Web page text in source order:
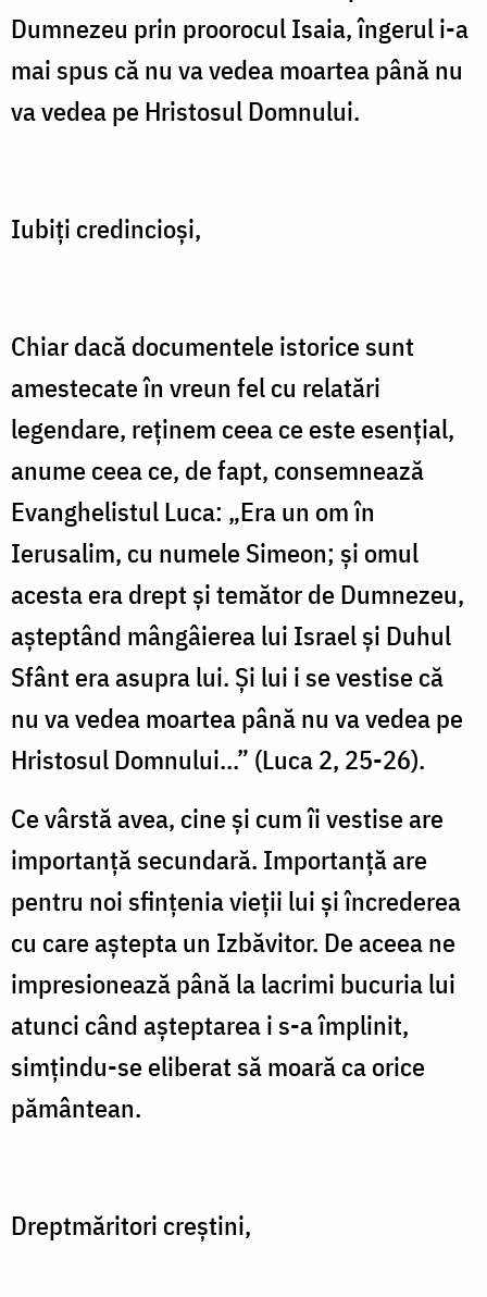
Dumnezeu prin proorocul Isaia, îngerul i-a
mai spus că nu va vedea moartea până nu
va vedea pe Hristosul Domnului.
Iubiţi credincioşi,
Chiar dacă documentele istorice sunt
amestecate în vreun fel cu relatări
legendare, reţinem ceea ce este esenţial,
anume ceea ce, de fapt, consemnează
Evanghelistul Luca: „Era un om în
Ierusalim, cu numele Simeon; şi omul
acesta era drept şi temător de Dumnezeu,
aşteptând mângâierea lui Israel şi Duhul
Sfânt era asupra lui. Şi lui i se vestise că
nu va vedea moartea până nu va vedea pe
Hristosul Domnului...” (Luca 2, 25-26).
Ce vârstă avea, cine şi cum îi vestise are
importanţă secundară. Importanţă are
pentru noi sfinţenia vieţii lui şi încrederea
cu care aştepta un Izbăvitor. De aceea ne
impresionează până la lacrimi bucuria lui
atunci când aşteptarea i s-a împlinit,
simţindu-se eliberat să moară ca orice
pământean.
Dreptmăritori creştini,